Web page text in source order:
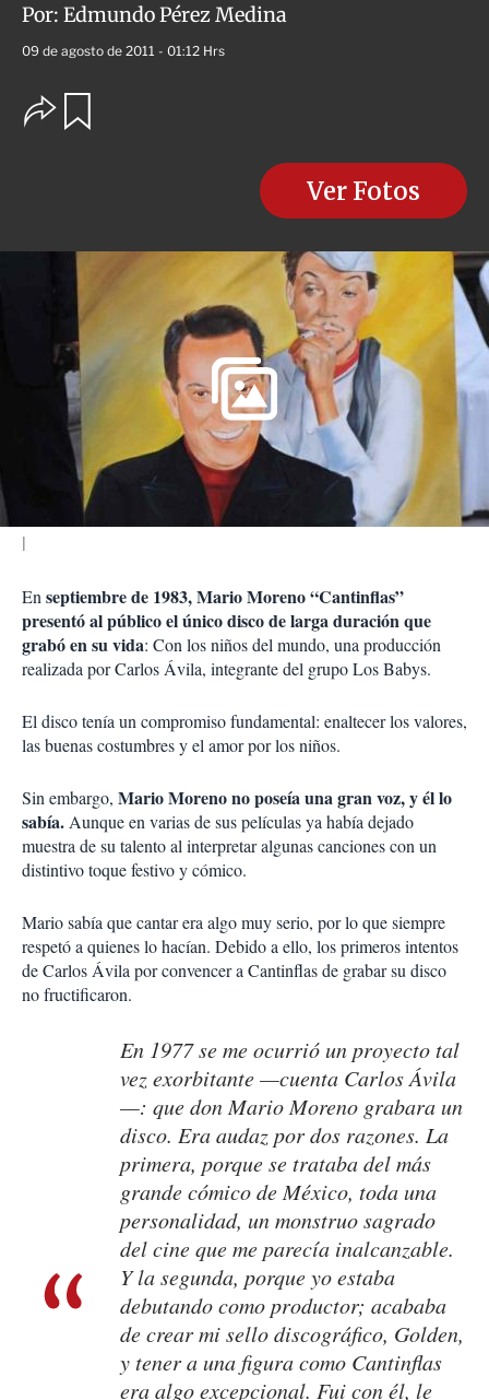
Por: Edmundo Pérez Medina
09 de agosto de 2011 - 01:12 Hrs
O
p
s
m
p
a
Ver Fotos
En septiembre de 1983, Mario Moreno “Cantinflas”
presentó al público el único disco de larga duración que
grabó en su vida: Con los niños del mundo, una producción
realizada por Carlos Ávila, integrante del grupo Los Babys.
El disco tenía un compromiso fundamental: enaltecer los valores,
las buenas costumbres y el amor por los niños.
Sin embargo, Mario Moreno no poseía una gran voz, y él lo
sabía. Aunque en varias de sus películas ya había dejado
muestra de su talento al interpretar algunas canciones con un
distintivo toque festivo y cómico.
Mario sabía que cantar era algo muy serio, por lo que siempre
respetó a quienes lo hacían. Debido a ello, los primeros intentos
de Carlos Ávila por convencer a Cantinflas de grabar su disco
no fructificaron.
En 1977 se me ocurrió un proyecto tal
vez exorbitante —cuenta Carlos Ávila
—: que don Mario Moreno grabara un
disco. Era audaz por dos razones. La
primera, porque se trataba del más
grande cómico de México, toda una
personalidad, un monstruo sagrado
del cine que me parecía inalcanzable.
Y la segunda, porque yo estaba
debutando como productor; acababa
de crear mi sello discográfico, Golden,
y tener a una figura como Cantinflas
era algo excepcional. Fui con él, le